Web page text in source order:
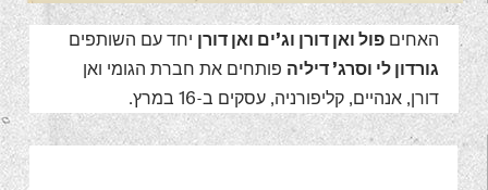
האחים פול ואן דורן וג’ים ואן דורן יחד עם השותפים
גורדון לי וסרג’ דיליה פותחים את חברת הגומי ואן
דורן, אנהיים, קליפורניה, עסקים ב-16 במרץ.